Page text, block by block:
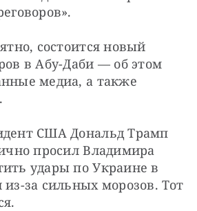
состоится новый
в Абу-Даби — об этом
медиа, а также
просил Владимира
удары по Украине в
за сильных морозов. Тот